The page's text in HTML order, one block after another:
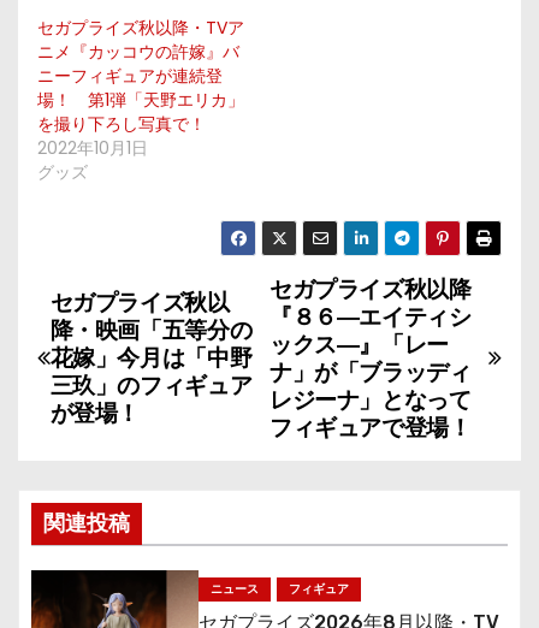
セガプライズ秋以降・TVア
ニメ『カッコウの許嫁』バ
ニーフィギュアが連続登
場！ 第1弾「天野エリカ」
を撮り下ろし写真で！
2022年10月1日
グッズ
投
稿
ナ
ゲ
ー
シ
セガプライズ秋以降
『８６―エイティシ
ックス―』「レー
ナ」が「ブラッディ
レジーナ」となって
フィギュアで登場！
セガプライズ秋以
降・映画「五等分の
花嫁」今月は「中野
三玖」のフィギュア
が登場！
関連投稿
ニュース フィギュア
セガプライズ2026年8月以降・TV